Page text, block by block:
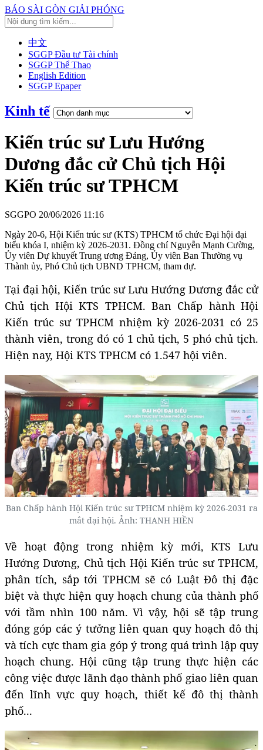
BÁO SÀI GÒN GIẢI PHÓNG
中文
SGGP Đầu tư Tài chính
SGGP Thể Thao
English Edition
SGGP Epaper
Kinh tế
Kiến trúc sư Lưu Hướng
Dương đắc cử Chủ tịch Hội
Kiến trúc sư TPHCM
SGGPO 20/06/2026 11:16
Ngày 20-6, Hội Kiến trúc sư (KTS) TPHCM tổ chức Đại hội đại
biểu khóa I, nhiệm kỳ 2026-2031. Đồng chí Nguyễn Mạnh Cường,
Ủy viên Dự khuyết Trung ương Đảng, Ủy viên Ban Thường vụ
Thành ủy, Phó Chủ tịch UBND TPHCM, tham dự.
Tại đại hội, Kiến trúc sư Lưu Hướng Dương đắc cử
Chủ tịch Hội KTS TPHCM. Ban Chấp hành Hội
Kiến trúc sư TPHCM nhiệm kỳ 2026-2031 có 25
thành viên, trong đó có 1 chủ tịch, 5 phó chủ tịch.
Hiện nay, Hội KTS TPHCM có 1.547 hội viên.
Ban Chấp hành Hội Kiến trúc sư TPHCM nhiệm kỳ 2026-2031 ra
mắt đại hội. Ảnh: THANH HIỀN
Về hoạt động trong nhiệm kỳ mới, KTS Lưu
Hướng Dương, Chủ tịch Hội Kiến trúc sư TPHCM,
phân tích, sắp tới TPHCM sẽ có Luật Đô thị đặc
biệt và thực hiện quy hoạch chung của thành phố
với tầm nhìn 100 năm. Vì vậy, hội sẽ tập trung
đóng góp các ý tưởng liên quan quy hoạch đô thị
và tích cực tham gia góp ý trong quá trình lập quy
hoạch chung. Hội cũng tập trung thực hiện các
công việc được lãnh đạo thành phố giao liên quan
đến lĩnh vực quy hoạch, thiết kế đô thị thành
phố...